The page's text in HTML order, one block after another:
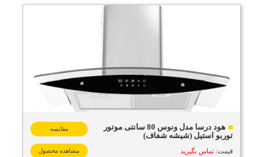
هود درسا مدل ونوس 80 سانتی موتور
توربو استیل (شیشه شفاف)
قیمت: تماس بگیرید
مقایسه
مشاهده محصول